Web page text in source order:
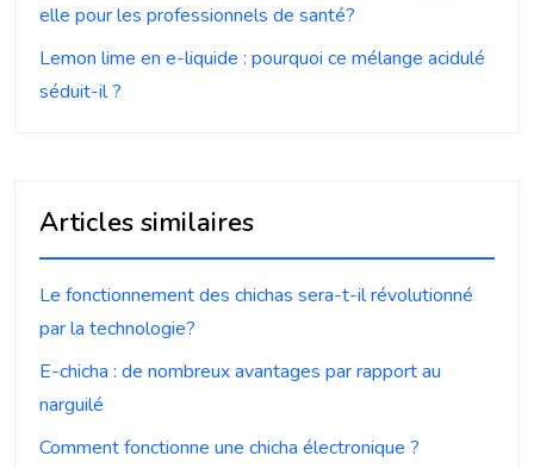
elle pour les professionnels de santé?
Lemon lime en e-liquide : pourquoi ce mélange acidulé
séduit-il ?
Articles similaires
Le fonctionnement des chichas sera-t-il révolutionné
par la technologie?
E-chicha : de nombreux avantages par rapport au
narguilé
Comment fonctionne une chicha électronique ?